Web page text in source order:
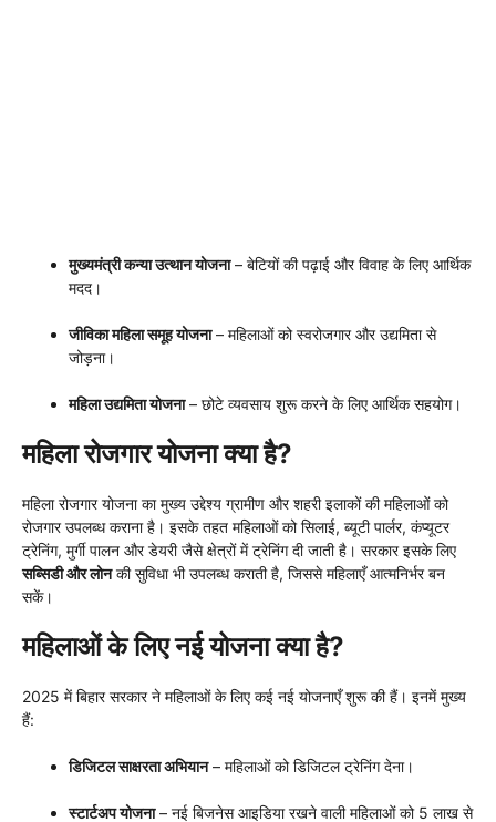
मुख्यमंत्री कन्या उत्थान योजना– बेटियों की पढ़ाई और विवाह के लिए आर्थिक
मदद।
जीविका महिला समूह योजना– महिलाओं को स्वरोजगार और उद्यमिता से
जोड़ना।
महिला उद्यमिता योजना– छोटे व्यवसाय शुरू करने के लिए आर्थिक सहयोग।
महिला रोजगार योजना क्या है?
महिला रोजगार योजना का मुख्य उद्देश्य ग्रामीण और शहरी इलाकों की महिलाओं को
रोजगार उपलब्ध कराना है। इसके तहत महिलाओं को सिलाई, ब्यूटी पार्लर, कंप्यूटर
ट्रेनिंग, मुर्गी पालन और डेयरी जैसे क्षेत्रों में ट्रेनिंग दी जाती है। सरकार इसके लिए
सब्सिडी और लोनकी सुविधा भी उपलब्ध कराती है, जिससे महिलाएँ आत्मनिर्भर बन
सकें।
महिलाओं के लिए नई योजना क्या है?
2025 में बिहार सरकार ने महिलाओं के लिए कई नई योजनाएँ शुरू की हैं। इनमें मुख्य
हैं:
डिजिटल साक्षरता अभियान– महिलाओं को डिजिटल ट्रेनिंग देना।
स्टार्टअप योजना– नई बिजनेस आइडिया रखने वाली महिलाओं को 5 लाख से